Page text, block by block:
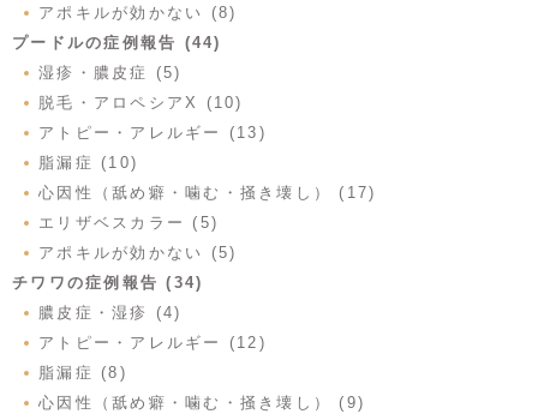
アポキルが効かない (8)
プードルの症例報告 (44)
湿疹・膿皮症 (5)
脱毛・アロペシアX (10)
アトピー・アレルギー (13)
脂漏症 (10)
心因性（舐め癖・噛む・掻き壊し） (17)
エリザベスカラー (5)
アポキルが効かない (5)
チワワの症例報告 (34)
膿皮症・湿疹 (4)
アトピー・アレルギー (12)
脂漏症 (8)
心因性（舐め癖・噛む・掻き壊し） (9)